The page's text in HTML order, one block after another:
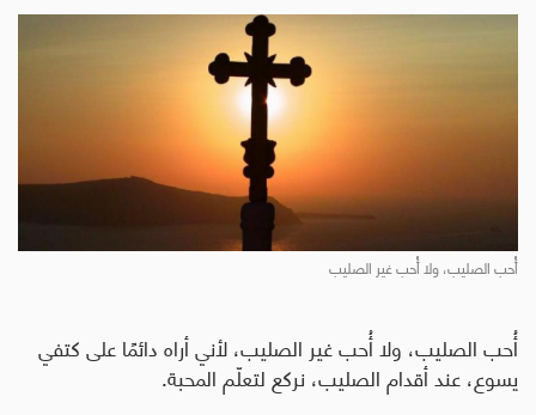
أُحب الصليب، ولا أُحب غير الصليب
أُحب الصليب، ولا أُحب غير الصليب، لأني أراه دائمًا على كتفي
يسوع، عند أقدام الصليب، نركع لتعلّم المحبة.